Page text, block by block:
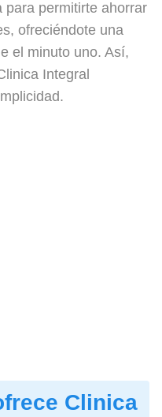
para permitirte ahorrar
ofreciéndote una
el minuto uno. Así,
Integral
Clinica